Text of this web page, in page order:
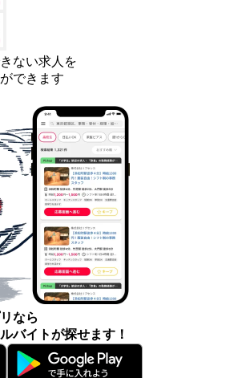
ない求人を
できます
なら
バイトが探せます！